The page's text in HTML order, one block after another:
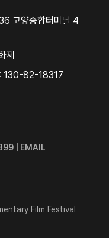
고양종합터미널 4
제
: 130-82-18317
| EMAIL
Film Festival